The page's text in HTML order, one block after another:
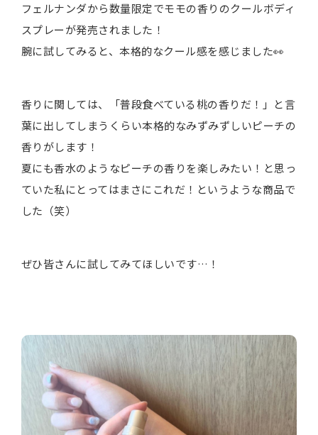
フェルナンダから数量限定でモモの香りのクールボディ
スプレーが発売されました！
腕に試してみると、本格的なクール感を感じました👀
香りに関しては、「普段食べている桃の香りだ！」と言
葉に出してしまうくらい本格的なみずみずしいピーチの
香りがします！
夏にも香水のようなピーチの香りを楽しみたい！と思っ
ていた私にとってはまさにこれだ！というような商品で
した（笑）
ぜひ皆さんに試してみてほしいです…！